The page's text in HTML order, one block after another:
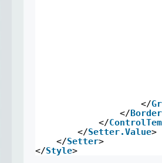
</
</Border
</
</Setter.Value>
</Setter>
</Style>